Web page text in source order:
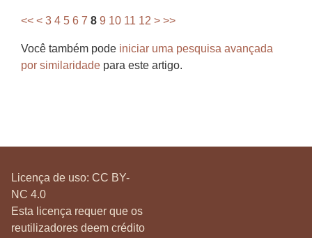
<< < 3 4 5 6 7 8 9 10 11 12 > >>
Você também pode iniciar uma pesquisa avançada
por similaridade para este artigo.
Licença de uso: CC BY-
NC 4.0
Esta licença requer que os
reutilizadores deem crédito